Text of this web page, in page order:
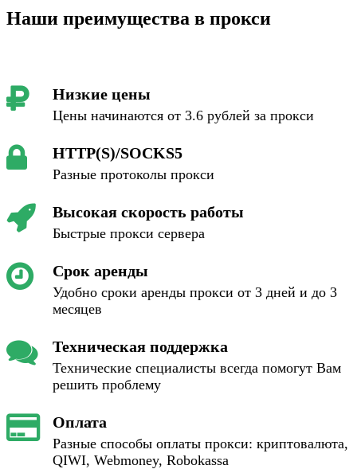
Наши преимущества в прокси
Низкие цены
Цены начинаются от 3.6 рублей за прокси
HTTP(S)/SOCKS5
Разные протоколы прокси
Высокая скорость работы
Быстрые прокси сервера
Срок аренды
Удобно сроки аренды прокси от 3 дней и до 3
месяцев
Техническая поддержка
Технические специалисты всегда помогут Вам
решить проблему
Оплата
Разные способы оплаты прокси: криптовалюта,
QIWI, Webmoney, Robokassa